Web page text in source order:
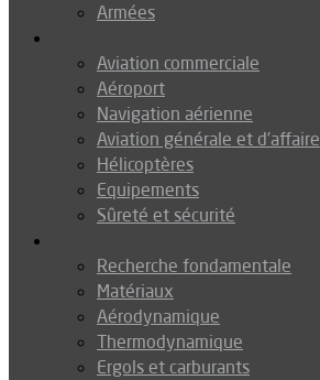
Armées
Aviation commerciale
Aéroport
Navigation aérienne
Aviation générale et d’affaire
Hélicoptères
Equipements
Sûreté et sécurité
Recherche fondamentale
Matériaux
Aérodynamique
Thermodynamique
Ergols et carburants